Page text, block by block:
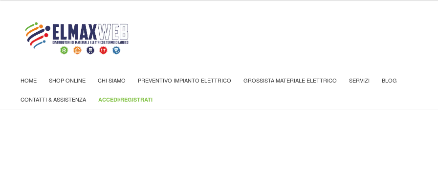
HOME SHOP ONLINE CHI SIAMO PREVENTIVO IMPIANTO ELETTRICO GROSSISTA MATERIALE ELETTRICO SERVIZI BLOG
CONTATTI & ASSISTENZA ACCEDI/REGISTRATI
Home Shop TUBI, GUAINE E POZZETTI